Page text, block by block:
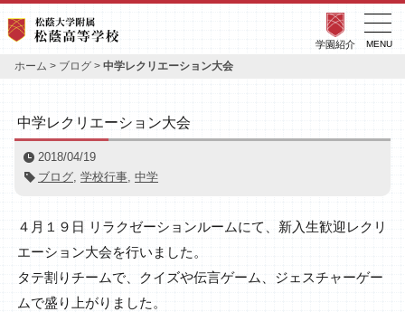
学園紹介
ホーム > ブログ > 中学レクリエーション大会
中学レクリエーション大会
2018/04/19
ブログ, 学校行事, 中学
４月１９日 リラクゼーションルームにて、新入生歓迎レクリ
エーション大会を行いました。
タテ割りチームで、クイズや伝言ゲーム、ジェスチャーゲー
ムで盛り上がりました。
MENU